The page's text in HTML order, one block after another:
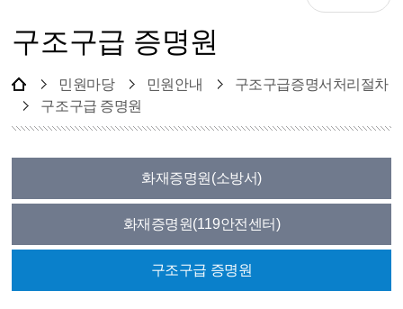
구조구급 증명원
민원마당 민원안내
구조구급증명서처리절차
구조구급 증명원
화재증명원(소방서)
화재증명원(119안전센터)
구조구급 증명원